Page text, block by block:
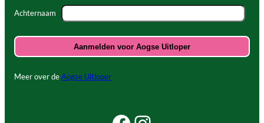
Achternaam
Meer over deAogse Uitloper